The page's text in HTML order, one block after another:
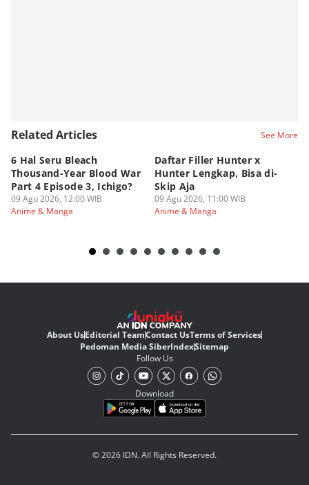
Related Articles See More
6 Hal Seru Bleach
Thousand-Year Blood War
Part 4 Episode 3, Ichigo?
09 Agu 2026, 12:00 WIB
Anime & Manga
Daftar Filler Hunter x
Hunter Lengkap, Bisa di-
Skip Aja
09 Agu 2026, 11:00 WIB
Anime & Manga
About UsEditorial TeamContact UsTerms of Services
Pedoman Media SiberIndexSitemap
Follow Us
Download
© 2026 IDN. All Rights Reserved.